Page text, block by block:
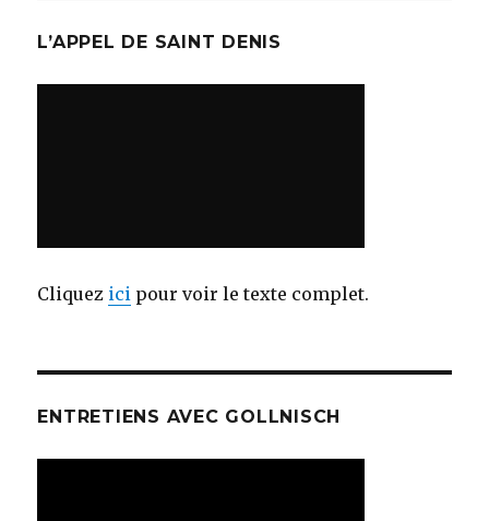
L’APPEL DE SAINT DENIS
Cliquez ici pour voir le texte complet.
ENTRETIENS AVEC GOLLNISCH